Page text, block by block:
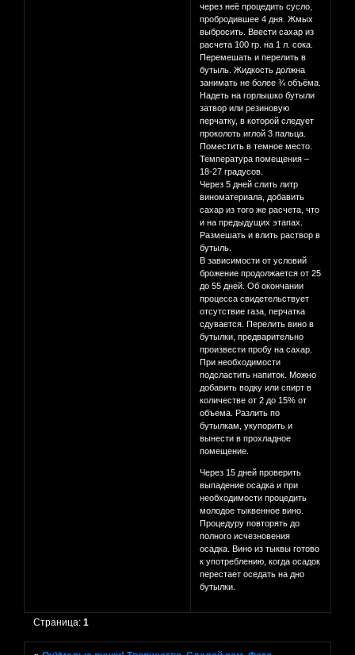
через неё процедить сусло,
пробродившее 4 дня. Жмых
выбросить. Ввести сахар из
расчета 100 гр. на 1 л. сока.
Перемешать и перелить в
бутыль. Жидкость должна
занимать не более ¾ объёма.
Надеть на горлышко бутыли
затвор или резиновую
перчатку, в которой следует
проколоть иглой 3 пальца.
Поместить в темное место.
Температура помещения –
18-27 градусов.
Через 5 дней слить литр
виноматериала, добавить
сахар из того же расчета, что
и на предыдущих этапах.
Размешать и влить раствор в
бутыль.
В зависимости от условий
брожение продолжается от 25
до 55 дней. Об окончании
процесса свидетельствует
отсутствие газа, перчатка
сдувается. Перелить вино в
бутылки, предварительно
произвести пробу на сахар.
При необходимости
подсластить напиток. Можно
добавить водку или спирт в
количестве от 2 до 15% от
объема. Разлить по
бутылкам, укупорить и
вынести в прохладное
помещение.
Через 15 дней проверить
выпадение осадка и при
необходимости процедить
молодое тыквенное вино.
Процедуру повторять до
полного исчезновения
осадка. Вино из тыквы готово
к употреблению, когда осадок
перестает оседать на дно
бутылки.
Страница:1